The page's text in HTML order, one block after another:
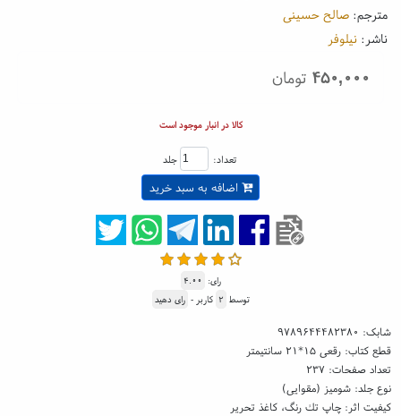
مترجم: صالح حسینی
ناشر: نیلوفر
۴۵۰,۰۰۰ تومان
کالا در انبار موجود است
تعداد: جلد
اضافه به سبد خرید
رای: ۴.۰۰
توسط ۲ کاربر - رای دهید
شابک: ۹۷۸۹۶۴۴۴۸۲۳۸۰
قطع کتاب: رقعی ۱۵*۲۱ سانتیمتر
تعداد صفحات: ۲۳۷
نوع جلد: شومیز (مقوایی)
کیفیت اثر: چاپ تك رنگ، کاغذ تحریر